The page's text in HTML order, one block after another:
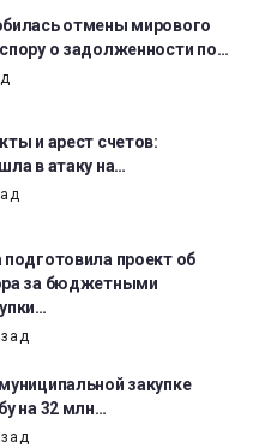
отмены мирового
о задолженности по…
и арест счетов:
в атаку на…
подготовила проект об
за бюджетными
закупке
на 32 млн…